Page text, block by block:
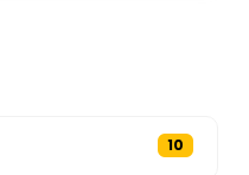
Эгейского моря
отдыха. Пляжи10